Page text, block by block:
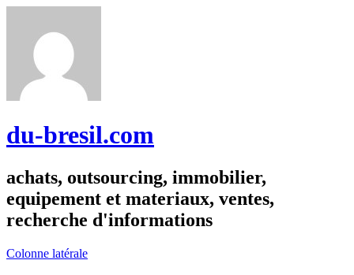
du-bresil.com
achats, outsourcing, immobilier,
equipement et materiaux, ventes,
recherche d'informations
Colonne latérale